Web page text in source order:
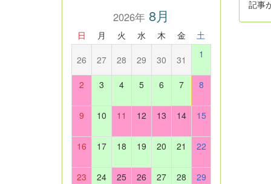
記事
2026年8月
日 月 火 水 木 金 土
26 27 28 29 30 31 1
2 3 4 5 6 7 8
9 10 11 12 13 14 15
16 17 18 19 20 21 22
23 24 25 26 27 28 29